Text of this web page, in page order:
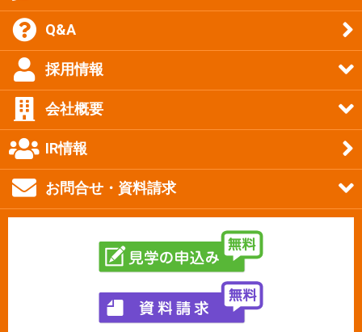
Q&A
採用情報
会社概要
IR情報
お問合せ・資料請求